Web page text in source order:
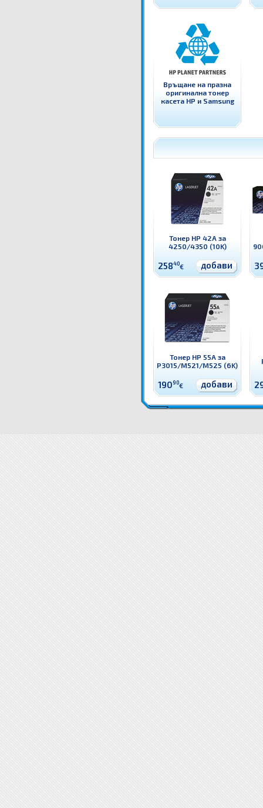
Връщане на празна
оригинална тонер
касета HP и Samsung
Тонер HP 42A за
4250/4350 (10K)
25840€ добави
Тонер HP 55A за
P3015/M521/M525 (6K)
19090€ добави